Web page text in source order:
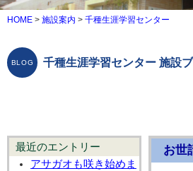
HOME > 施設案内 > 千種生涯学習センター
千種生涯学習センター 施設
最近のエントリー
アサガオも咲き始めま
お世